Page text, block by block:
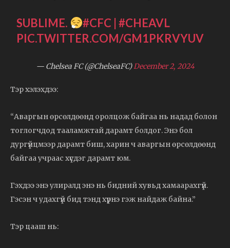
SUBLIME. #CFC |#CHEAVL
PIC.TWITTER.COM/GM1PKRVYUV
— Chelsea FC (@ChelseaFC)December 2, 2024
Тэр хэлэхдээ:
“Аваргын өрсөлдөөнд оролцож байгаа нь надад болон
тоглогчдод тааламжтай дарамт болдог. Энэ бол
дургүйцмээр дарамт биш, харин ч аваргын өрсөлдөөнд
байгаа учраас хүсдэг дарамт юм.
Гэхдээ энэ улиралд энэ нь бидний хувьд хамаарахгүй.
Гэсэн ч удахгүй бид тэнд хүрнэ гэж найдаж байна.”
Тэр цааш нь: